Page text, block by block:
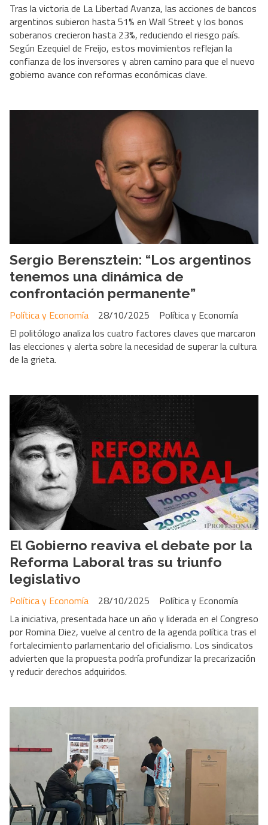
Tras la victoria de La Libertad Avanza, las acciones de bancos
argentinos subieron hasta 51% en Wall Street y los bonos
soberanos crecieron hasta 23%, reduciendo el riesgo país.
Según Ezequiel de Freijo, estos movimientos reflejan la
confianza de los inversores y abren camino para que el nuevo
gobierno avance con reformas económicas clave.
Sergio Berensztein: “Los argentinos
tenemos una dinámica de
confrontación permanente”
Política y Economía
Política y Economía
28/10/2025
El politólogo analiza los cuatro factores claves que marcaron
las elecciones y alerta sobre la necesidad de superar la cultura
de la grieta.
El Gobierno reaviva el debate por la
Reforma Laboral tras su triunfo
legislativo
Política y Economía
Política y Economía
28/10/2025
La iniciativa, presentada hace un año y liderada en el Congreso
por Romina Diez, vuelve al centro de la agenda política tras el
fortalecimiento parlamentario del oficialismo. Los sindicatos
advierten que la propuesta podría profundizar la precarización
y reducir derechos adquiridos.